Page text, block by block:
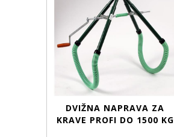
DVIŽNA NAPRAVA ZA
KRAVE PROFI DO 1500 KG